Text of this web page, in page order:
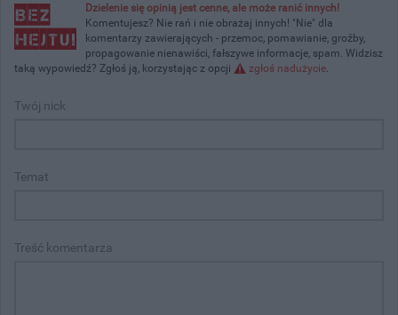
Dzielenie się opinią jest cenne, ale może ranić innych!
Komentujesz? Nie rań i nie obrażaj innych! "Nie" dla
komentarzy zawierających - przemoc, pomawianie, groźby,
propagowanie nienawiści, fałszywe informacje, spam. Widzisz
taką wypowiedź? Zgłoś ją, korzystając z opcji
zgłoś nadużycie.
Twój nick
Temat
Treść komentarza